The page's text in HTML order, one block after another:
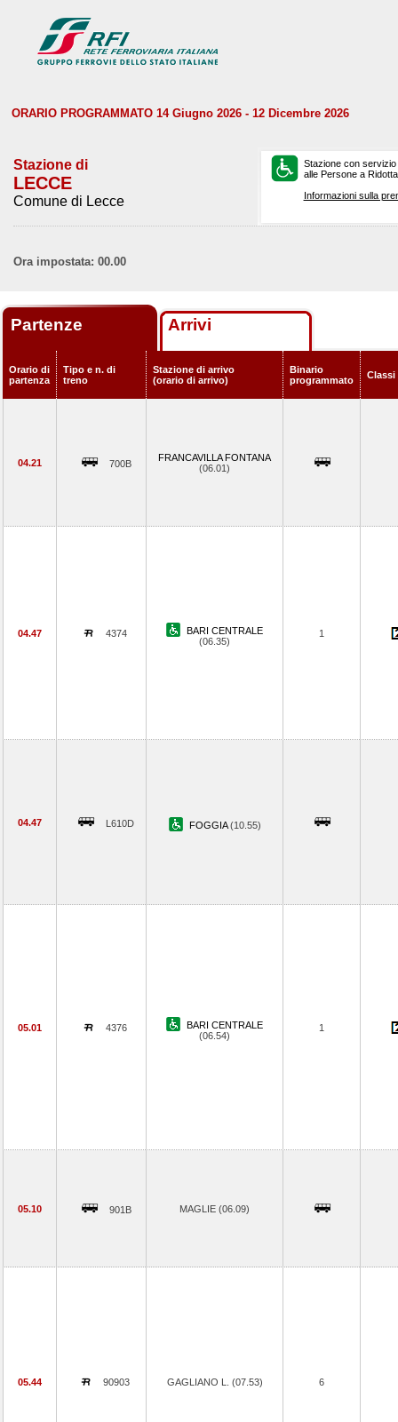
ORARIO PROGRAMMATO 14 Giugno 2026 - 12 Dicembre 2026
Stazione di
LECCE
Comune di Lecce
Stazione con
alle Persone a
Informazioni sulla
Ora impostata: 00.00
Partenze Arrivi
Orario di
partenza
Tipo e n. di
treno
Stazione di arrivo
(orario di arrivo)
Binario
programmato
Classi
04.21 700B
FRANCAVILLA FONTANA
(06.01)
04.47 4374
BARI CENTRALE
(06.35)
1
04.47 L610D FOGGIA(10.55)
05.01 4376
BARI CENTRALE
(06.54)
1
05.10 901B MAGLIE (06.09)
05.44 90903 GAGLIANO L. (07.53) 6